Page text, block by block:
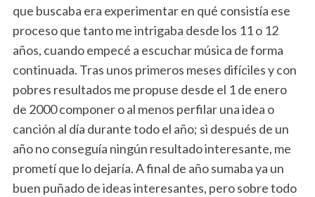
que buscaba era experimentar en qué consistía ese
proceso que tanto me intrigaba desde los 11 o 12
años, cuando empecé a escuchar música de forma
continuada. Tras unos primeros meses difíciles y con
pobres resultados me propuse desde el 1 de enero
de 2000 componer o al menos perfilar una idea o
canción al día durante todo el año; si después de un
año no conseguía ningún resultado interesante, me
prometí que lo dejaría. A final de año sumaba ya un
buen puñado de ideas interesantes, pero sobre todo